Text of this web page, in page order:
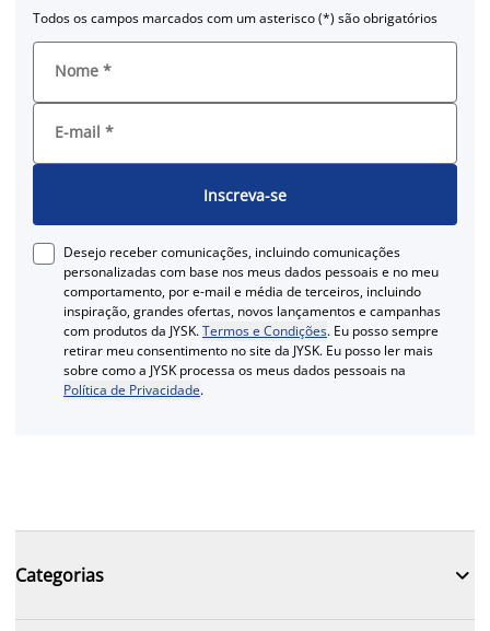
Todos os campos marcados com um asterisco (*) são obrigatórios
Nome *
E-mail *
Inscreva-se
Desejo receber comunicações, incluindo comunicações
personalizadas com base nos meus dados pessoais e no meu
comportamento, por e-mail e média de terceiros, incluindo
inspiração, grandes ofertas, novos lançamentos e campanhas
com produtos da JYSK.Termos e Condições. Eu posso sempre
retirar meu consentimento no site da JYSK. Eu posso ler mais
sobre como a JYSK processa os meus dados pessoais na
Política de Privacidade.
Categorias 